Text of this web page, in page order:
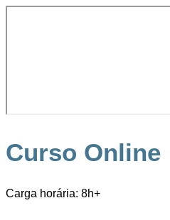
Curso Online
Carga horária: 8h+